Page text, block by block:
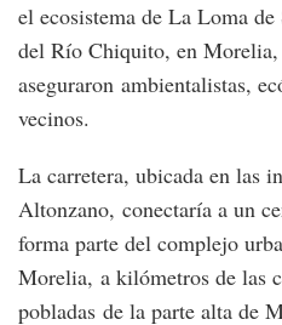
el ecosistema de La Loma
del Río Chiquito, en
aseguraron ambientalistas,
vecinos.
La carretera, ubicada en las
Altonzano, conectaría a un
forma parte del complejo
Morelia, a kilómetros de las
pobladas de la parte alta de